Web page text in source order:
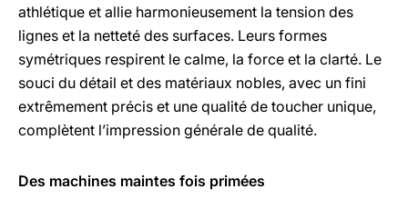
athlétique et allie harmonieusement la tension des
lignes et la netteté des surfaces. Leurs formes
symétriques respirent le calme, la force et la clarté. Le
souci du détail et des matériaux nobles, avec un fini
extrêmement précis et une qualité de toucher unique,
complètent l’impression générale de qualité.
Des machines maintes fois primées